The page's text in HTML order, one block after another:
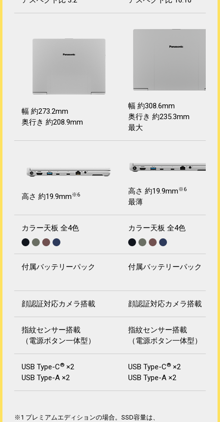
幅 約273.2mm
奥行き 約208.9mm
幅 約308.6mm
奥行き 約235.3mm
最大
高さ 約19.9mm※6 高さ 約19.9mm※6
最薄
カラー天板 全4色 カラー天板 全4色
付属バッテリーパック 付属バッテリーパック
顔認証対応カメラ搭載 顔認証対応カメラ搭載
指紋センサー搭載
（電源ボタン一体型）
指紋センサー搭載
（電源ボタン一体型）
USB Type-C® ×2
USB Type-A ×2
USB Type-C® ×2
USB Type-A ×2
※1 プレミアムエディションの場合。SSD容量は、